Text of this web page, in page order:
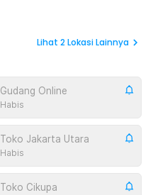
Lihat 2Lokasi Lainnya
Gudang Online
Habis
Toko Jakarta Utara
Habis
Toko Cikupa